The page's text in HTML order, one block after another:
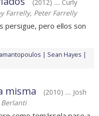
(2012) .... Curly
Farrelly, Peter Farrelly
persigue, pero ellos son
Sean Hayes
misma
(2010) .... Josh
Berlanti